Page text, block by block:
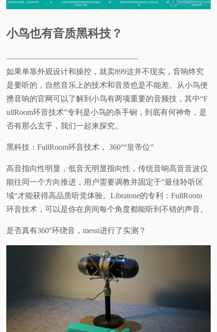
小鸟也有音质黑科技？
—————————————————
如果单靠外观设计和操控，就卖899这并不现实，音响终究
是要听的，自然音乐上的技术和音质也是不能差。从小鸟便
携音响的官网可以了解到小鸟有两项重要的音频技，其中“F
ullRoom环音技术”专利是小鸟的杀手锏，到底有何神奇，是
否有那么玄乎，我们一起来探究。
黑科技：FullRoom环音技术， 360°“皇帝位”
高音指向性明显，低音无明显指向性，传统音响高音音波仅
能往同一个方向推进，用户需要调教并固定于”最佳聆听区
域“才能获得高品质听觉体验。Libratone的专利：FullRoom
环音技术，可以是你在房间每个角度都能听到不错的声音。
是否真有360°环绕音，messi进行了实测？